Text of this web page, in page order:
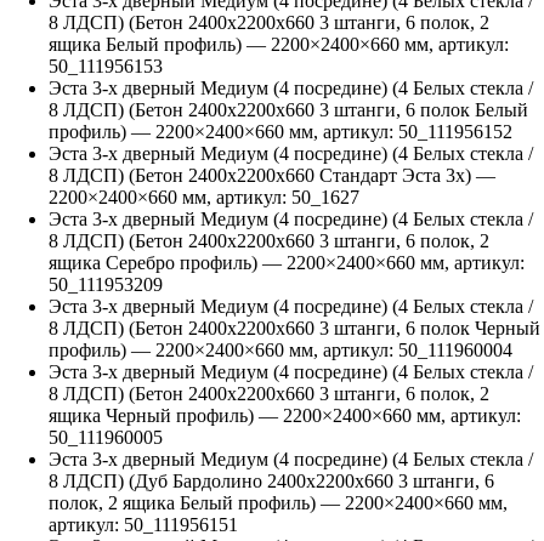
8 ЛДСП) (Бетон 2400х2200х660 3 штанги, 6 полок, 2
ящика Белый профиль) — 2200×2400×660 мм, артикул:
50_111956153
Эста 3-х дверный Медиум (4 посредине) (4 Белых стекла /
8 ЛДСП) (Бетон 2400х2200х660 3 штанги, 6 полок Белый
профиль) — 2200×2400×660 мм, артикул: 50_111956152
Эста 3-х дверный Медиум (4 посредине) (4 Белых стекла /
8 ЛДСП) (Бетон 2400х2200х660 Стандарт Эста 3х) —
2200×2400×660 мм, артикул: 50_1627
Эста 3-х дверный Медиум (4 посредине) (4 Белых стекла /
8 ЛДСП) (Бетон 2400х2200х660 3 штанги, 6 полок, 2
ящика Серебро профиль) — 2200×2400×660 мм, артикул:
50_111953209
Эста 3-х дверный Медиум (4 посредине) (4 Белых стекла /
8 ЛДСП) (Бетон 2400х2200х660 3 штанги, 6 полок Черный
профиль) — 2200×2400×660 мм, артикул: 50_111960004
Эста 3-х дверный Медиум (4 посредине) (4 Белых стекла /
8 ЛДСП) (Бетон 2400х2200х660 3 штанги, 6 полок, 2
ящика Черный профиль) — 2200×2400×660 мм, артикул:
50_111960005
Эста 3-х дверный Медиум (4 посредине) (4 Белых стекла /
8 ЛДСП) (Дуб Бардолино 2400х2200х660 3 штанги, 6
полок, 2 ящика Белый профиль) — 2200×2400×660 мм,
артикул: 50_111956151